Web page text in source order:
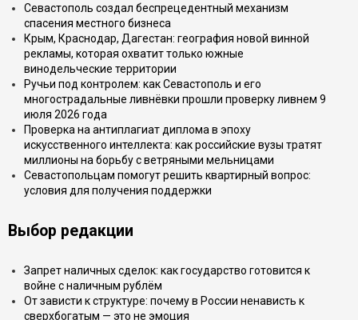
Севастополь создал беспрецедентный механизм
спасения местного бизнеса
Крым, Краснодар, Дагестан: география новой винной
рекламы, которая охватит только южные
винодельческие территории
Ручьи под контролем: как Севастополь и его
многострадальные ливнёвки прошли проверку ливнем 9
июля 2026 года
Проверка на антиплагиат диплома в эпоху
искусственного интеллекта: как российские вузы тратят
миллионы на борьбу с ветряными мельницами
Севастопольцам помогут решить квартирный вопрос:
условия для получения поддержки
Выбор редакции
Запрет наличных сделок: как государство готовится к
войне с наличным рублём
От зависти к структуре: почему в России ненависть к
сверхбогатым — это не эмоция